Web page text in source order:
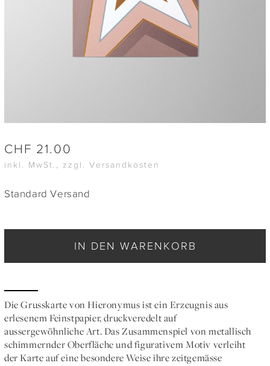
CHF 21.00
inkl. MwSt., zzgl. Versandkosten
Standard Versand
IN DEN WARENKORB
Die Grusskarte von Hieronymus ist ein Erzeugnis aus
erlesenem Feinstpapier, druckveredelt auf
aussergewöhnliche Art. Das Zusammenspiel von metallisch
schimmernder Oberfläche und figurativem Motiv verleiht
der Karte auf eine besondere Weise ihre zeitgemässe